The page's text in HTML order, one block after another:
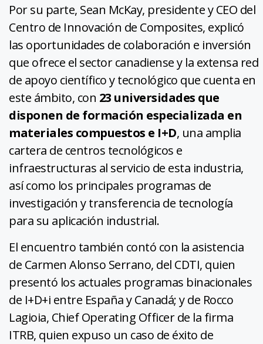
Por su parte, Sean McKay, presidente y CEO del
Centro de Innovación de Composites, explicó
las oportunidades de colaboración e inversión
que ofrece el sector canadiense y la extensa red
de apoyo científico y tecnológico que cuenta en
este ámbito, con 23 universidades que
disponen de formación especializada en
materiales compuestos e I+D, una amplia
cartera de centros tecnológicos e
infraestructuras al servicio de esta industria,
así como los principales programas de
investigación y transferencia de tecnología
para su aplicación industrial.
El encuentro también contó con la asistencia
de Carmen Alonso Serrano, del CDTI, quien
presentó los actuales programas binacionales
de I+D+i entre España y Canadá; y de Rocco
Lagioia, Chief Operating Officer de la firma
ITRB, quien expuso un caso de éxito de